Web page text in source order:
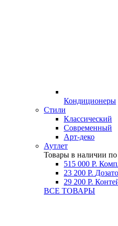
Кондиционеры
Стили
Классический
Современный
Арт-деко
Аутлет
Товары в наличии
515 000 Р.
23 200 Р.
29 200 Р.
ВСЕ ТОВАРЫ